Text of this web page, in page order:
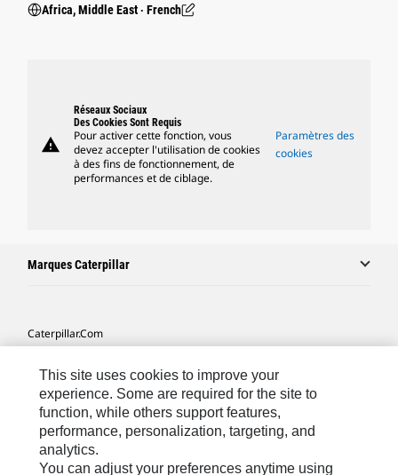
Africa, Middle East ‧ French
warning
Réseaux Sociaux
Des Cookies Sont Requis
Pour activer cette fonction, vous
devez accepter l'utilisation de cookies
à des fins de fonctionnement, de
performances et de ciblage.
Paramètres des
cookies
Marques Caterpillar
Caterpillar.com
Mes Préférences Marketing
Plan Du Site
Cookie Settings
This site uses cookies to improve your
experience. Some are required for the site to
function, while others support features,
performance, personalization, targeting, and
analytics.
You can adjust your preferences anytime using